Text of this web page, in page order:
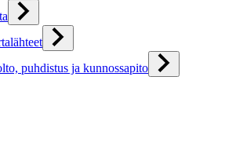
puhdistus ja kunnossapito